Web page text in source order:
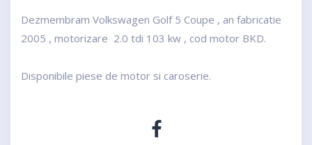
Dezmembram Volkswagen Golf 5 Coupe , an fabricatie
2005 , motorizare 2.0 tdi 103 kw , cod motor BKD.
Disponibile piese de motor si caroserie.